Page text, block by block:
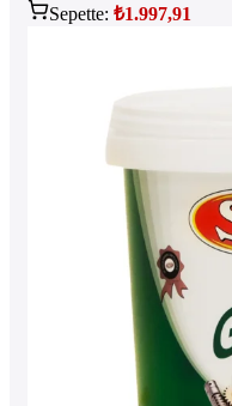
Sepette: ₺1.997,91